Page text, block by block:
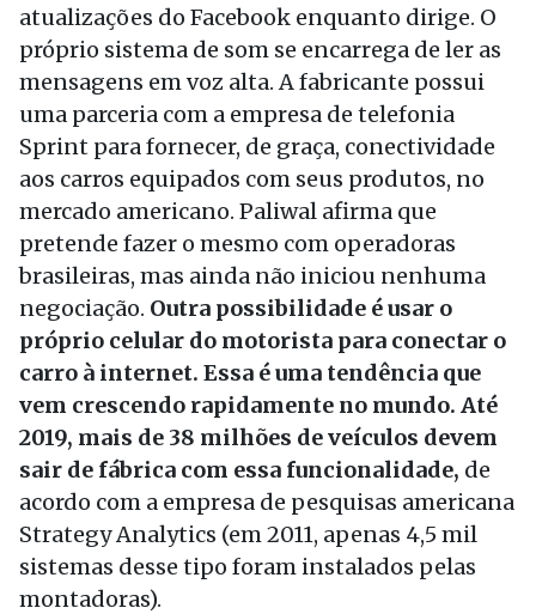
atualizações do Facebook enquanto dirige. O
próprio sistema de som se encarrega de ler as
mensagens em voz alta. A fabricante possui
uma parceria com a empresa de telefonia
Sprint para fornecer, de graça, conectividade
aos carros equipados com seus produtos, no
mercado americano. Paliwal afirma que
pretende fazer o mesmo com operadoras
brasileiras, mas ainda não iniciou nenhuma
negociação. Outra possibilidade é usar o
próprio celular do motorista para conectar o
carro à internet. Essa é uma tendência que
vem crescendo rapidamente no mundo. Até
2019, mais de 38 milhões de veículos devem
sair de fábrica com essa funcionalidade, de
acordo com a empresa de pesquisas americana
Strategy Analytics (em 2011, apenas 4,5 mil
sistemas desse tipo foram instalados pelas
montadoras).